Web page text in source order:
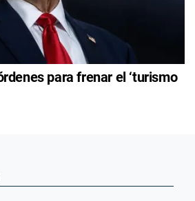
para frenar el ‘turismo